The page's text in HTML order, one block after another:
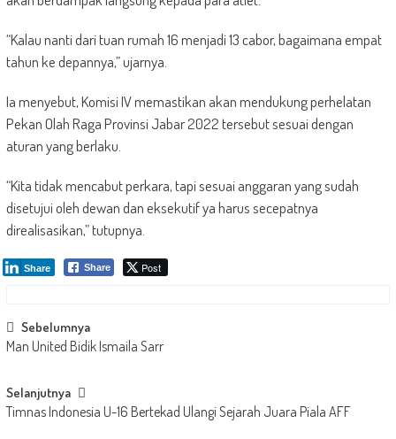
“Kalau nanti dari tuan rumah 16 menjadi 13 cabor, bagaimana empat
tahun ke depannya,” ujarnya.
Ia menyebut, Komisi IV memastikan akan mendukung perhelatan
Pekan Olah Raga Provinsi Jabar 2022 tersebut sesuai dengan
aturan yang berlaku.
“Kita tidak mencabut perkara, tapi sesuai anggaran yang sudah
disetujui oleh dewan dan eksekutif ya harus secepatnya
direalisasikan,” tutupnya.
Share Post
Share
Post
navigation
Sebelumnya
Man United Bidik Ismaila Sarr
Selanjutnya
Timnas Indonesia U-16 Bertekad Ulangi Sejarah Juara Piala AFF